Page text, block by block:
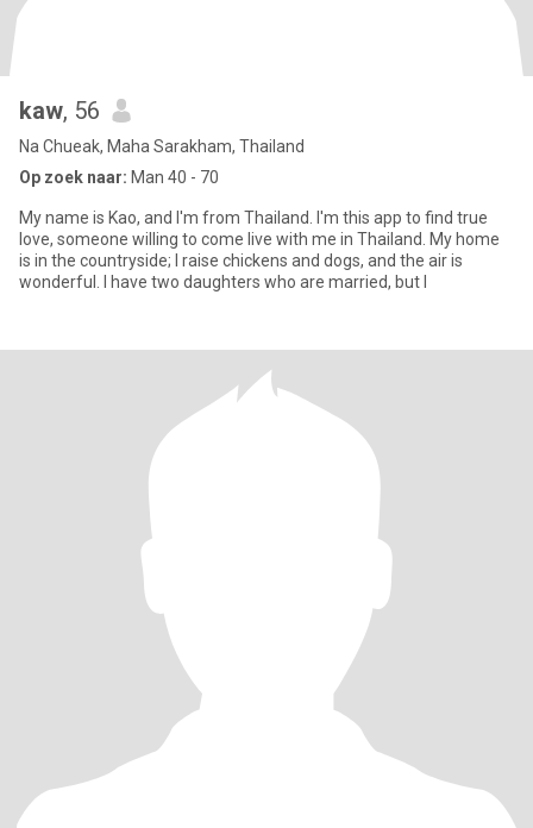
kaw, 56
Na Chueak, Maha Sarakham, Thailand
Op zoek naar: Man 40 - 70
My name is Kao, and I'm from Thailand. I'm this app to find true
love, someone willing to come live with me in Thailand. My home
is in the countryside; I raise chickens and dogs, and the air is
wonderful. I have two daughters who are married, but I